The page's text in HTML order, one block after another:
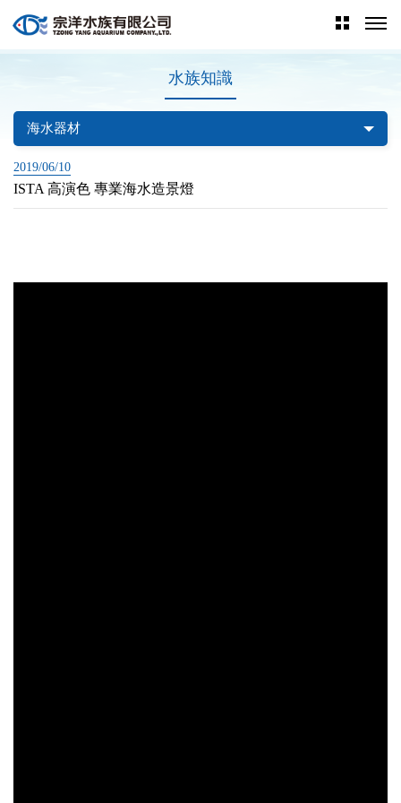
水族知識
海水器材
2019/06/10
ISTA 高演色 專業海水造景燈